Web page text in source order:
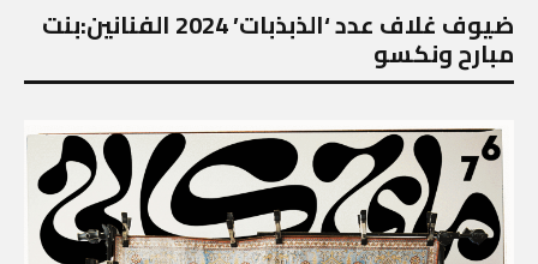
ضيوف غلاف عدد ‘الذبذبات’ 2024 الفنانين:بنت
مبارح ونكسو